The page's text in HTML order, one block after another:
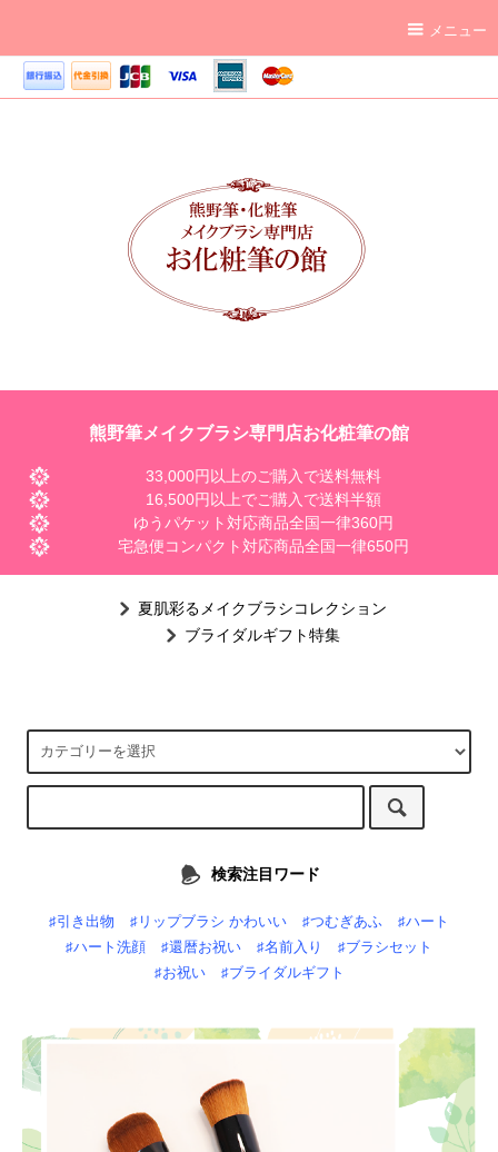
メニュー
熊野筆メイクブラシ専門店お化粧筆の館
33,000円以上のご購入で送料無料
16,500円以上でご購入で送料半額
ゆうパケット対応商品全国一律360円
宅急便コンパクト対応商品全国一律650円
夏肌彩るメイクブラシコレクション
ブライダルギフト特集
検索注目ワード
♯引き出物 ♯リップブラシ かわいい ♯つむぎあふ
♯ハート
♯ハート洗顔
♯還暦お祝い ♯名前入り
♯ブラシセット
♯お祝い
♯ブライダルギフト